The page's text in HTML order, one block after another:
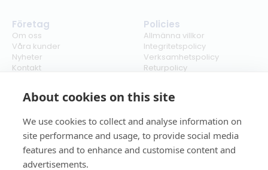
About cookies on this site
We use cookies to collect and analyse information on
site performance and usage, to provide social media
features and to enhance and customise content and
advertisements.
Företag
Om oss
Våra kunder
Nyheter
Kontakt
Policies
Allmänna villkor
Integritetspolicy
Verksamhetspolicy
Returpolicy
Cookies